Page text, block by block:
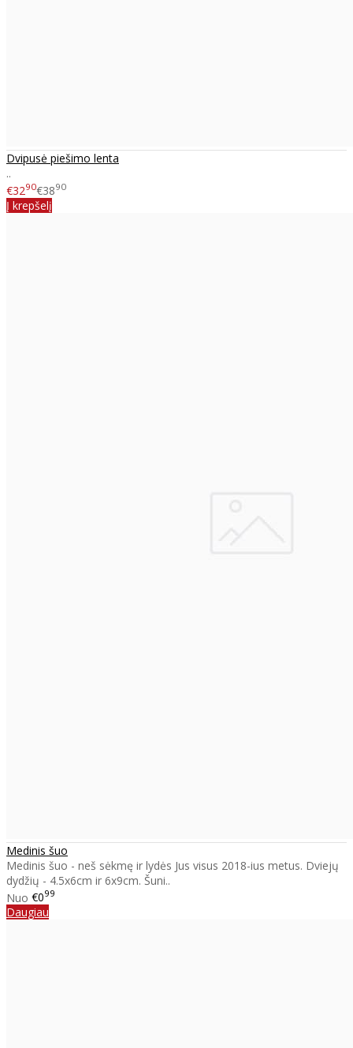
Dvipusė piešimo lenta
..
€3290€3890
Į krepšelį
Medinis šuo
Medinis šuo - neš sėkmę ir lydės Jus visus 2018-ius metus. Dviejų
dydžių - 4.5x6cm ir 6x9cm. Šuni..
Nuo €099
Daugiau